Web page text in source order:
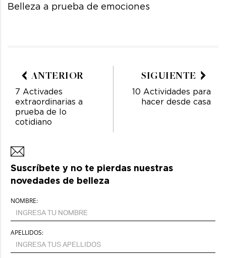
Belleza a prueba de emociones
ANTERIOR
7 Activades
extraordinarias a
prueba de lo
cotidiano
SIGUIENTE
10 Actividades para
hacer desde casa
Suscríbete y no te pierdas nuestras
novedades de belleza
NOMBRE:
APELLIDOS: